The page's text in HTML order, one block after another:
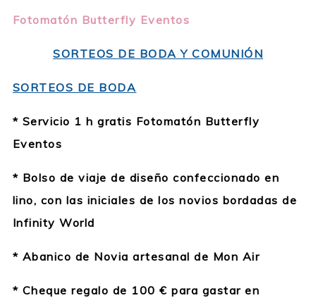
Fotomatón Butterfly Eventos
SORTEOS DE BODA Y COMUNIÓN
SORTEOS DE BODA
* Servicio 1 h gratis Fotomatón Butterfly
Eventos
* Bolso de viaje de diseño confeccionado en
lino, con las iniciales de los novios bordadas de
Infinity World
* Abanico de Novia artesanal de Mon Air
* Cheque regalo de 100 € para gastar en